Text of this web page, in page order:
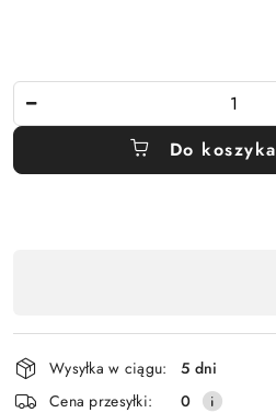
Do koszyka
płatność
i
dostawa
Wysyłka w ciągu:
5 dni
Cena przesyłki:
0